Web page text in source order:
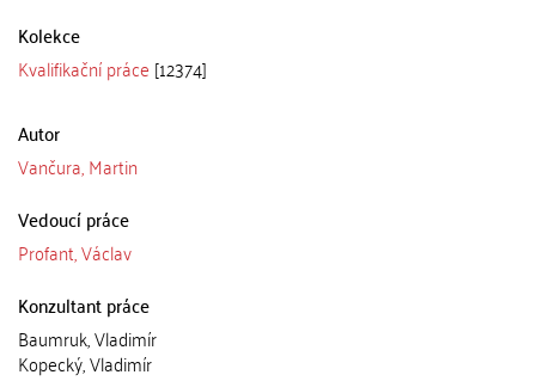
Kolekce
Kvalifikační práce [12374]
Autor
Vančura, Martin
Vedoucí práce
Profant, Václav
Konzultant práce
Baumruk, Vladimír
Kopecký, Vladimír